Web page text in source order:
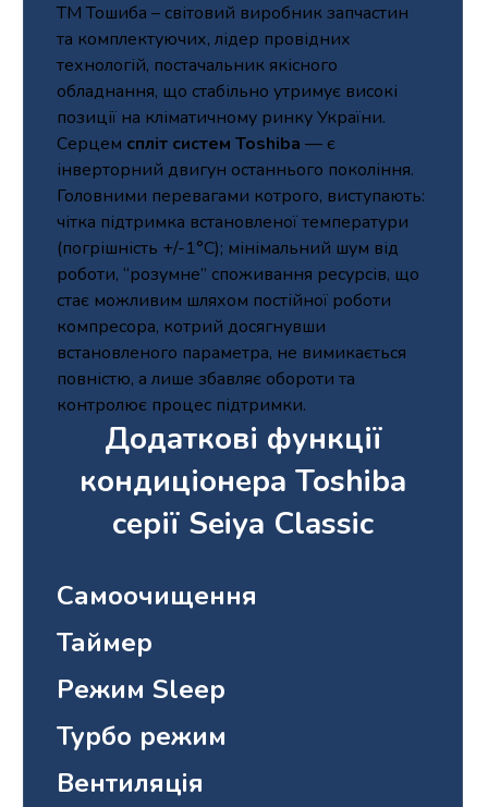
ТМ Тошиба – світовий виробник запчастин
та комплектуючих, лідер провідних
технологій, постачальник якісного
обладнання, що стабільно утримує високі
позиції на кліматичному ринку України.
Серцем спліт систем Toshiba — є
інверторний двигун останнього покоління.
Головними перевагами котрого, виступають:
чітка підтримка встановленої температури
(погрішність +/-1°С); мінімальний шум від
роботи, “розумне” споживання ресурсів, що
стає можливим шляхом постійної роботи
компресора, котрий досягнувши
встановленого параметра, не вимикається
повністю, а лише збавляє обороти та
контролює процес підтримки.
Додаткові функції
кондиціонера Toshiba
серії Seiya Classic
Самоочищення
Таймер
Режим Sleep
Турбо режим
Вентиляція